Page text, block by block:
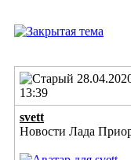
13:39
svett
Новости Лада